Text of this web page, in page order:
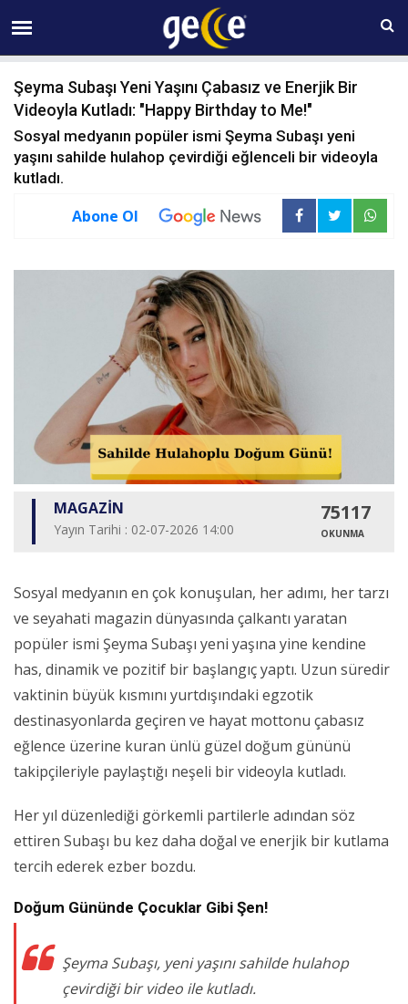
09 AĞUSTOS Pazar 14:28
Şeyma Subaşı Yeni Yaşını Çabasız ve Enerjik Bir
Videoyla Kutladı: "Happy Birthday to Me!"
Sosyal medyanın popüler ismi Şeyma Subaşı yeni
yaşını sahilde hulahop çevirdiği eğlenceli bir videoyla
kutladı.
Abone Ol
MAGAZİN
Yayın Tarihi : 02-07-2026 14:00
75117
OKUNMA
Sosyal medyanın en çok konuşulan, her adımı, her tarzı
ve seyahati magazin dünyasında çalkantı yaratan
popüler ismi Şeyma Subaşı yeni yaşına yine kendine
has, dinamik ve pozitif bir başlangıç yaptı. Uzun süredir
vaktinin büyük kısmını yurtdışındaki egzotik
destinasyonlarda geçiren ve hayat mottonu çabasız
eğlence üzerine kuran ünlü güzel doğum gününü
takipçileriyle paylaştığı neşeli bir videoyla kutladı.
Her yıl düzenlediği görkemli partilerle adından söz
ettiren Subaşı bu kez daha doğal ve enerjik bir kutlama
tercih ederek ezber bozdu.
Doğum Gününde Çocuklar Gibi Şen!
Şeyma Subaşı, yeni yaşını sahilde hulahop
çevirdiği bir video ile kutladı.